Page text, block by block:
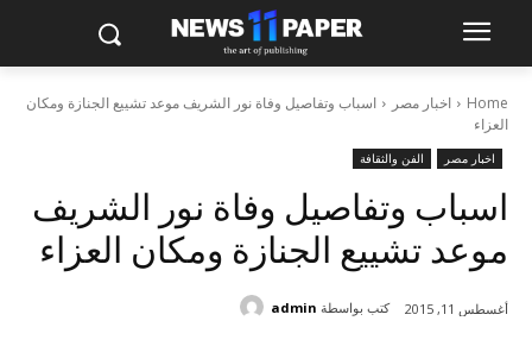
Home اخبار مصر
اسباب وتفاصيل وفاة نور الشريف موعد تشييع الجنازة ومكان
العزاء
اخبار مصر الفن والثقافة
اسباب وتفاصيل وفاة نور الشريف
موعد تشييع الجنازة ومكان العزاء
أغسطس 11, 2015 كتب بواسطة admin